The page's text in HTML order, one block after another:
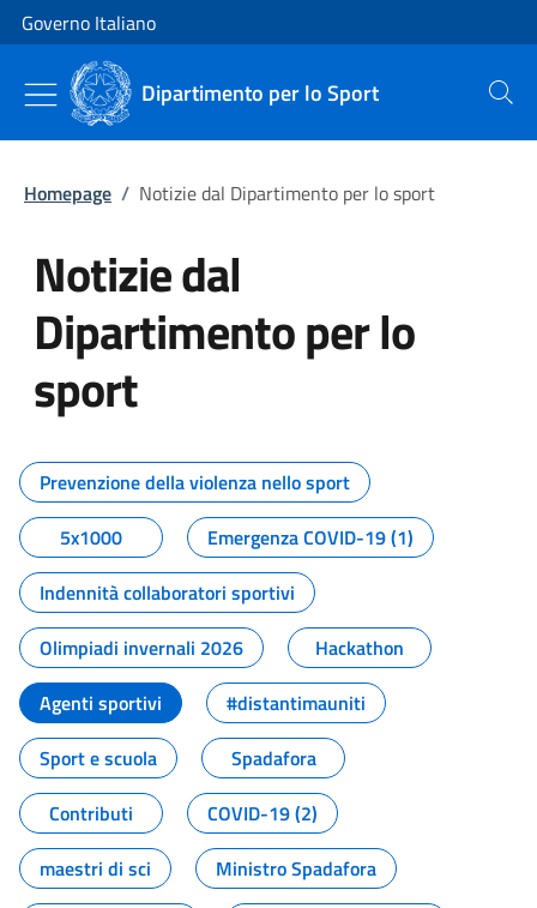
Vai al contenuto
Vai alla navigazione del sito
Governo Italiano
Dipartimento per lo Sport Cerca
Homepage / Notizie dal Dipartimento per lo sport
Notizie dal
Dipartimento per lo
sport
Tutti i contenuti della pagina
Prevenzione della violenza nello sport
5x1000
Emergenza COVID-19 (1)
Indennità collaboratori sportivi
Olimpiadi invernali 2026
Hackathon
Agenti sportivi
#distantimauniti
Sport e scuola
Spadafora
Contributi
COVID-19 (2)
maestri di sci
Ministro Spadafora